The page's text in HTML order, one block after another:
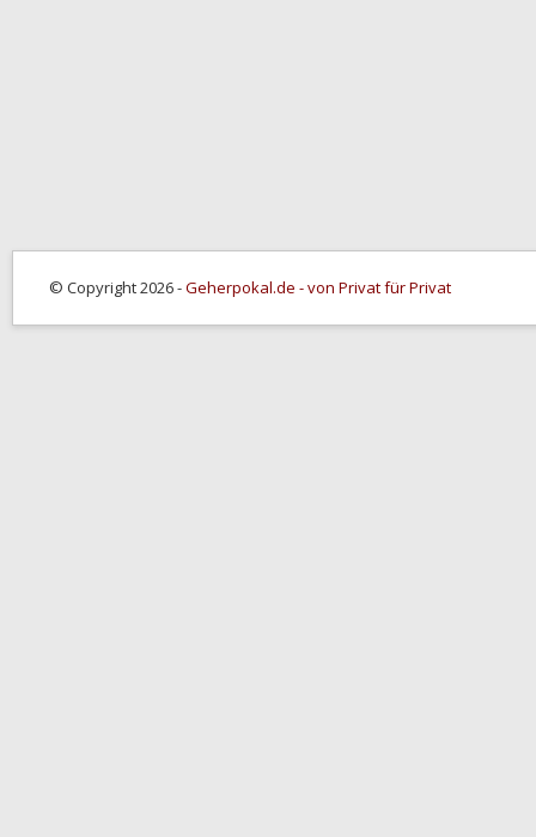
© Copyright 2026 -Geherpokal.de - von Privat für Privat